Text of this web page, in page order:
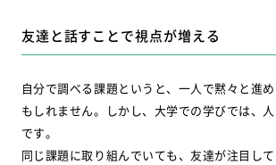
友達と話すことで視点が増える
自分で調べる課題というと、一人で黙々と進
もしれません。しかし、大学での学びでは、
です。
同じ課題に取り組んでいても、友達が注目し